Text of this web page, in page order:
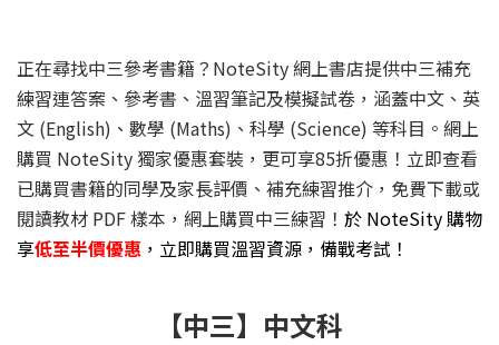
正在尋找中三參考書籍？NoteSity 網上書店提供中三補充
練習連答案、參考書、溫習筆記及模擬試卷，涵蓋中文、英
文 (English)、數學 (Maths)、科學 (Science) 等科目。網上
購買 NoteSity 獨家優惠套裝，更可享85折優惠！立即查看
已購買書籍的同學及家長評價、補充練習推介，免費下載或
閱讀教材 PDF 樣本，網上購買中三練習！ 於 NoteSity 購物
享低至半價優惠 ，立即購買溫習資源，備戰考試！
【中三】中文科